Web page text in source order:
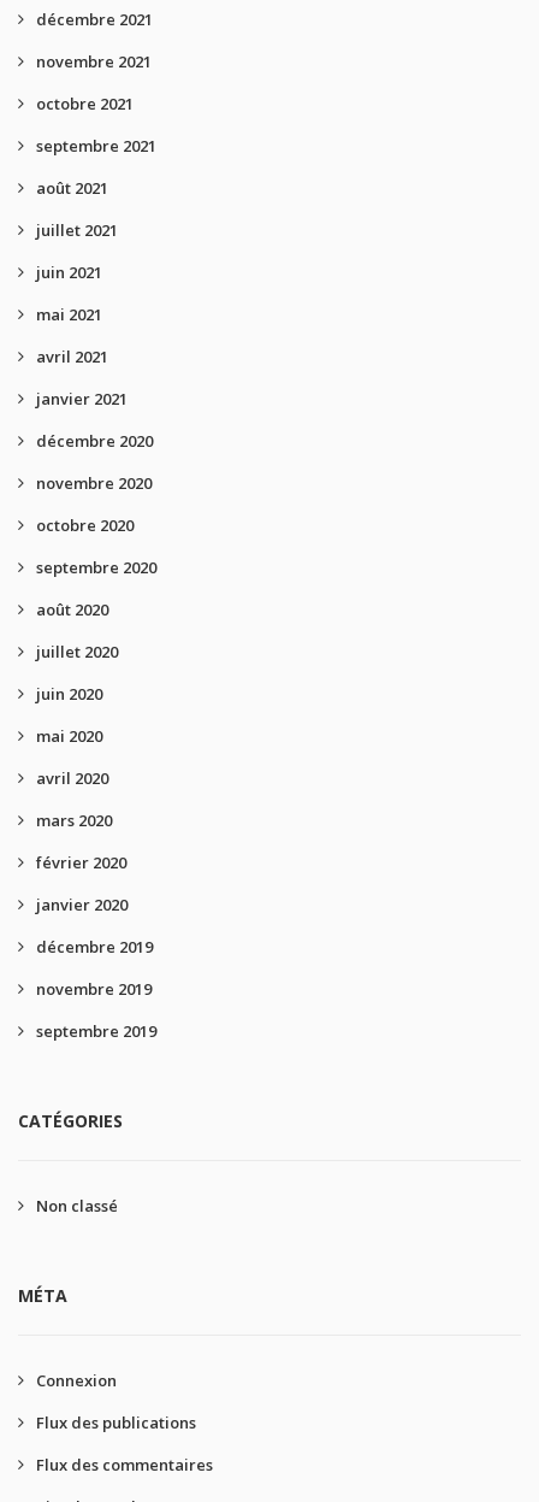
décembre 2021
novembre 2021
octobre 2021
septembre 2021
août 2021
juillet 2021
juin 2021
mai 2021
avril 2021
janvier 2021
décembre 2020
novembre 2020
octobre 2020
septembre 2020
août 2020
juillet 2020
juin 2020
mai 2020
avril 2020
mars 2020
février 2020
janvier 2020
décembre 2019
novembre 2019
septembre 2019
CATÉGORIES
Non classé
MÉTA
Connexion
Flux des publications
Flux des commentaires